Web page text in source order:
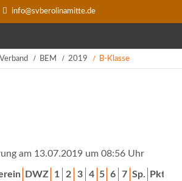
info@svberolinamitte.de
Verband BEM 2019 B-Klasse
am 13.07.2019 um 08:56 Uhr
DWZ 1 2 3 4 5 6 7 Sp. Pkt.